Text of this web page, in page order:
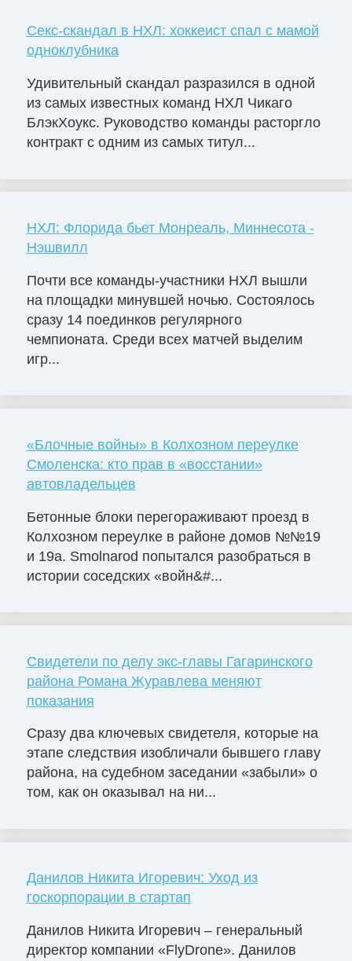
Секс-скандал в НХЛ: хоккеист спал с мамой
одноклубника
Удивительный скандал разразился в одной
из самых известных команд НХЛ Чикаго
БлэкХоукс. Руководство команды расторгло
контракт с одним из самых титул...
НХЛ: Флорида бьет Монреаль, Миннесота -
Нэшвилл
Почти все команды-участники НХЛ вышли
на площадки минувшей ночью. Состоялось
сразу 14 поединков регулярного
чемпионата. Среди всех матчей выделим
игр...
«Блочные войны» в Колхозном переулке
Смоленска: кто прав в «восстании»
автовладельцев
Бетонные блоки перегораживают проезд в
Колхозном переулке в районе домов №№19
и 19а. Smolnarod попытался разобраться в
истории соседских «войн&#...
Свидетели по делу экс-главы Гагаринского
района Романа Журавлева меняют
показания
Сразу два ключевых свидетеля, которые на
этапе следствия изобличали бывшего главу
района, на судебном заседании «забыли» о
том, как он оказывал на ни...
Данилов Никита Игоревич: Уход из
госкорпорации в стартап
Данилов Никита Игоревич – генеральный
директор компании «FlyDrone». Данилов